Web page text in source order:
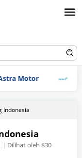
Motor PT
Indonesia
| Dilihat oleh 830